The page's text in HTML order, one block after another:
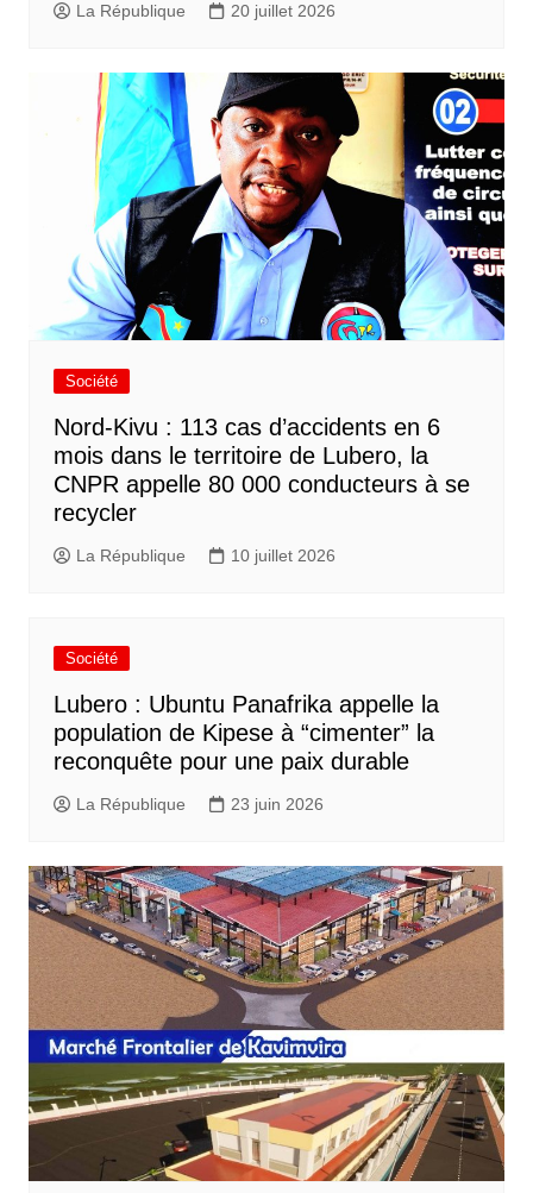
La République 20 juillet 2026
Société
Nord-Kivu : 113 cas d’accidents en 6
mois dans le territoire de Lubero, la
CNPR appelle 80 000 conducteurs à se
recycler
La République 10 juillet 2026
Société
Lubero : Ubuntu Panafrika appelle la
population de Kipese à “cimenter” la
reconquête pour une paix durable
La République 23 juin 2026